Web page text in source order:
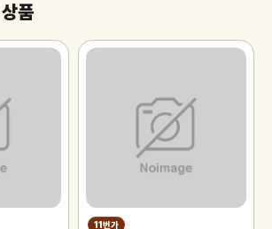
품
11번가